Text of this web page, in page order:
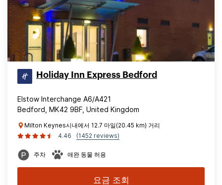
Holiday Inn Express Bedford
Elstow Interchange A6/A421
Bedford, MK42 9BF, United Kingdom
Milton Keynes시내에서 12.7 마일(20.45 km) 거리
4.46
(1452 reviews)
주차 애완 동물 허용
요금 조회